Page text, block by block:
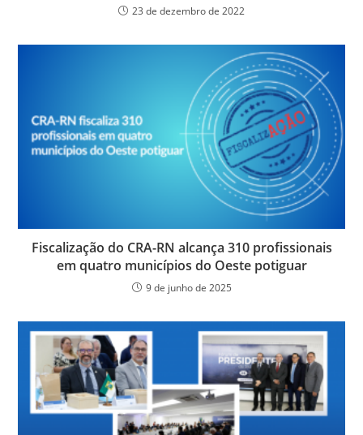
23 de dezembro de 2022
Fiscalização do CRA-RN alcança 310 profissionais
em quatro municípios do Oeste potiguar
9 de junho de 2025